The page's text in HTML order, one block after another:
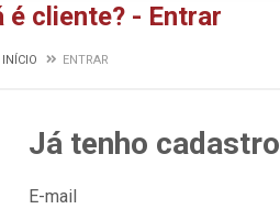
é cliente? - Entrar
INÍCIO ENTRAR
Já tenho cadastro
E-mail